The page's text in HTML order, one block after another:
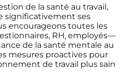
de la santé au travail,
significativement ses
encourageons toutes les
RH, employés—
de la santé mentale au
mesures proactives pour
de travail plus sain